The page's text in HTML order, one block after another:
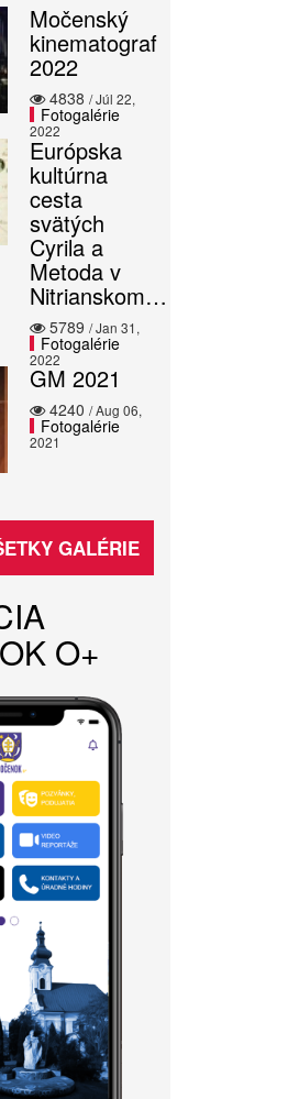
Močenský
kinematograf
2022
4838
Fotogalérie
/ Júl 22,
2022
Európska
kultúrna
cesta
svätých
Cyrila a
Metoda v
Nitrianskom…
5789
Fotogalérie
/ Jan 31,
2022
GM 2021
4240
Fotogalérie
/ Aug 06,
2021
GALÉRIE
O+